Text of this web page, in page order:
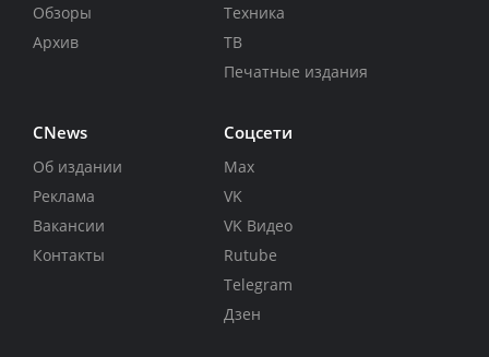
Обзоры
Архив
Техника
ТВ
Печатные издания
CNews
Об издании
Реклама
Вакансии
Контакты
Соцсети
Max
VK
VK Видео
Rutube
Telegram
Дзен